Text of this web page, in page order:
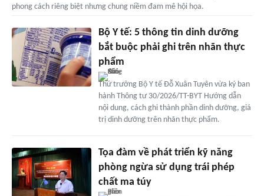
phong cách riêng biệt nhưng chung niềm đam mê hội họa.
Bộ Y tế: 5 thông tin dinh dưỡng
bắt buộc phải ghi trên nhãn thực
phẩm
Thứ trưởng Bộ Y tế Đỗ Xuân Tuyên vừa ký ban
hành Thông tư 30/2026/TT-BYT Hướng dẫn
nội dung, cách ghi thành phần dinh dưỡng, giá
trị dinh dưỡng trên nhãn thực phẩm.
Tọa đàm về phát triển kỹ năng
phòng ngừa sử dụng trái phép
chất ma túy